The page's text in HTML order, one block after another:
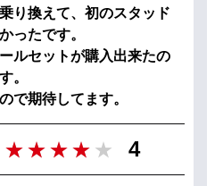
り換えて、初のスタッド
ったです。
ルセットが購入出来たの
。
で期待してます。
4